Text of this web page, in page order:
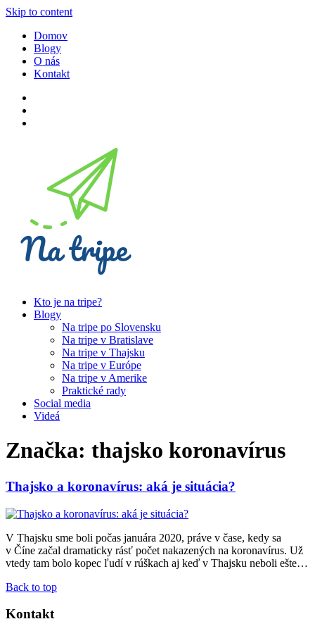
Skip to content
Domov
Blogy
O nás
Kontakt
Kto je na tripe?
Blogy
Na tripe po Slovensku
Na tripe v Bratislave
Na tripe v Thajsku
Na tripe v Európe
Na tripe v Amerike
Praktické rady
Social media
Videá
Značka: thajsko koronavírus
Thajsko a koronavírus: aká je situácia?
V Thajsku sme boli počas januára 2020, práve v čase, kedy sa
v Číne začal dramaticky rásť počet nakazených na koronavírus. Už
vtedy tam bolo kopec ľudí v rúškach aj keď v Thajsku neboli ešte…
Back to top
Kontakt